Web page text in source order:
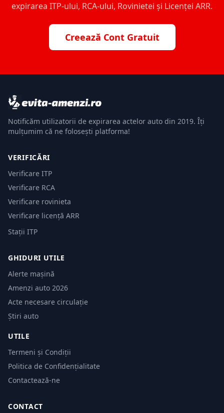
expirarea ITP-ului, RCA-ului, Rovinietei și Licenței ARR.
Creează Cont Gratuit
Notificăm utilizatorii de expirarea actelor auto din 2019. Îți
mulțumim că ne folosești platforma!
VERIFICĂRI
Verificare ITP
Verificare RCA
Verificare rovinieta
Verificare licență ARR
Stații ITP
GHIDURI UTILE
Alerte mașină
Amenzi auto 2026
Acte necesare circulație
Știri auto
UTILE
Termeni și Condiții
Politica de Confidențialitate
Contactează-ne
CONTACT